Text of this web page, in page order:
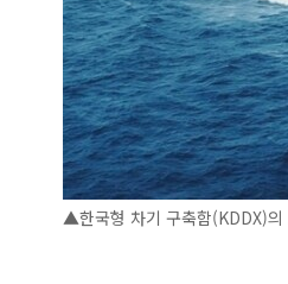
▲한국형 차기 구축함(KDDX)의